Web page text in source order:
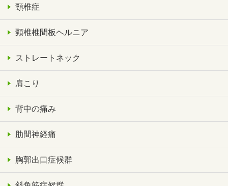
頸椎症
頸椎椎間板ヘルニア
ストレートネック
肩こり
背中の痛み
肋間神経痛
胸郭出口症候群